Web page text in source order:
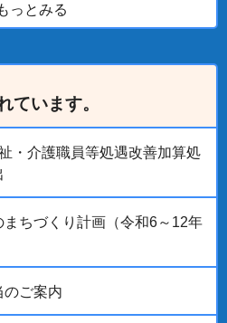
っとみる
ています。
・介護職員等処遇改善加算処
ちづくり計画（令和6～12年
のご案内